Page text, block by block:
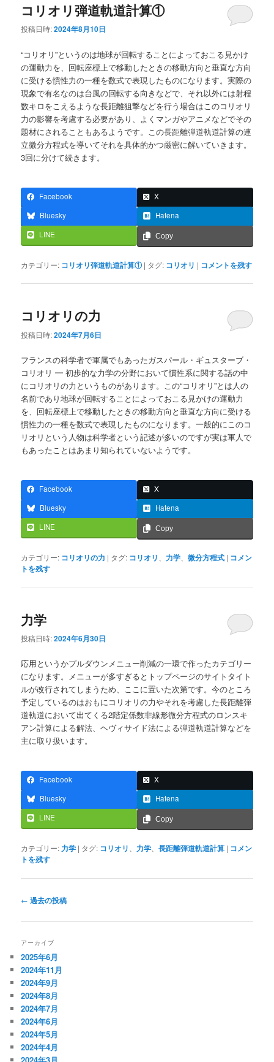
コリオリ弾道軌道計算①
投稿日時:2024年8月10日
“コリオリ”というのは地球が回転することによっておこる見かけ
の運動力を、回転座標上で移動したときの移動方向と垂直な方向
に受ける慣性力の一種を数式で表現したものになります。実際の
現象で有名なのは台風の回転する向きなどで、それ以外には射程
数キロをこえるような長距離狙撃などを行う場合はこのコリオリ
力の影響を考慮する必要があり、よくマンガやアニメなどでその
題材にされることもあるようです。この長距離弾道軌道計算の連
立微分方程式を導いてそれを具体的かつ厳密に解いていきます。
3回に分けて続きます。
Facebook
X
Bluesky
Hatena
LINE
Copy
カテゴリー: コリオリ弾道軌道計算① | タグ: コリオリ | コメントを残す
コリオリの力
投稿日時:2024年7月6日
フランスの科学者で軍属でもあったガスパール・ギュスターブ・
コリオリ ━ 初歩的な力学の分野において慣性系に関する話の中
にコリオリの力というものがあります。この“コリオリ”とは人の
名前であり地球が回転することによっておこる見かけの運動力
を、回転座標上で移動したときの移動方向と垂直な方向に受ける
慣性力の一種を数式で表現したものになります。一般的にこのコ
リオリという人物は科学者という記述が多いのですが実は軍人で
もあったことはあまり知られていないようです。
Facebook
X
Bluesky
Hatena
LINE
Copy
カテゴリー: コリオリの力 | タグ: コリオリ 力学 、微分方程式 | コメン
トを残す
力学
投稿日時:2024年6月30日
応用というかプルダウンメニュー削減の一環で作ったカテゴリー
になります。メニューが多すぎるとトップページのサイトタイト
ルが改行されてしまうため、ここに置いた次第です。今のところ
予定しているのはおもにコリオリの力やそれを考慮した長距離弾
道軌道において出てくる2階定係数非線形微分方程式のロンスキ
アン計算による解法、ヘヴィサイド法による弾道軌道計算などを
主に取り扱います。
Facebook
X
Bluesky
Hatena
LINE
Copy
カテゴリー: 力学 | タグ: コリオリ、 力学、長距離弾道軌道計算 | コメン
トを残す
投
ナ
ゲ
ー
シ
ョ
ン
← 過去の投稿
アーカイブ
2025年6月
2024年11月
2024年9月
2024年8月
2024年7月
2024年6月
2024年5月
2024年4月